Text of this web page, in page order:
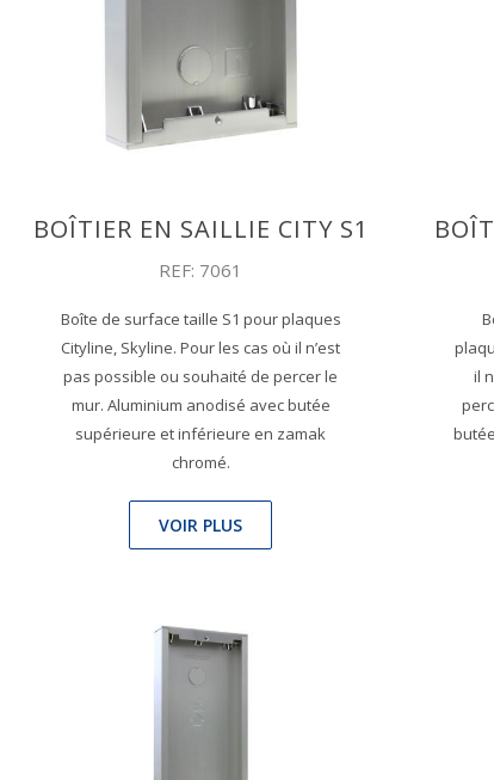
BOÎTIER EN SAILLIE CITY S1
REF: 7061
Boîte de surface taille S1 pour plaques
Cityline, Skyline. Pour les cas où il n’est
pas possible ou souhaité de percer le
mur. Aluminium anodisé avec butée
supérieure et inférieure en zamak
chromé.
VOIR PLUS
il